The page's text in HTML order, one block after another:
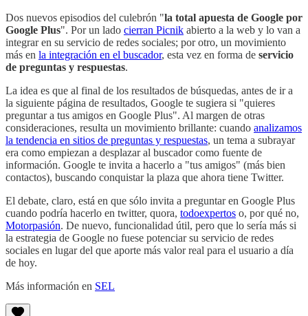
Dos nuevos episodios del culebrón "la total apuesta de Google por
Google Plus". Por un lado cierran Picnik abierto a la web y lo van a
integrar en su servicio de redes sociales; por otro, un movimiento
más en la integración en el buscador, esta vez en forma de servicio
de preguntas y respuestas.
La idea es que al final de los resultados de búsquedas, antes de ir a
la siguiente página de resultados, Google te sugiera si "quieres
preguntar a tus amigos en Google Plus". Al margen de otras
consideraciones, resulta un movimiento brillante: cuando analizamos
la tendencia en sitios de preguntas y respuestas, un tema a subrayar
era como empiezan a desplazar al buscador como fuente de
información. Google te invita a hacerlo a "tus amigos" (más bien
contactos), buscando conquistar la plaza que ahora tiene Twitter.
El debate, claro, está en que sólo invita a preguntar en Google Plus
cuando podría hacerlo en twitter, quora, todoexpertos o, por qué no,
Motorpasión. De nuevo, funcionalidad útil, pero que lo sería más si
la estrategia de Google no fuese potenciar su servicio de redes
sociales en lugar del que aporte más valor real para el usuario a día
de hoy.
Más información en SEL